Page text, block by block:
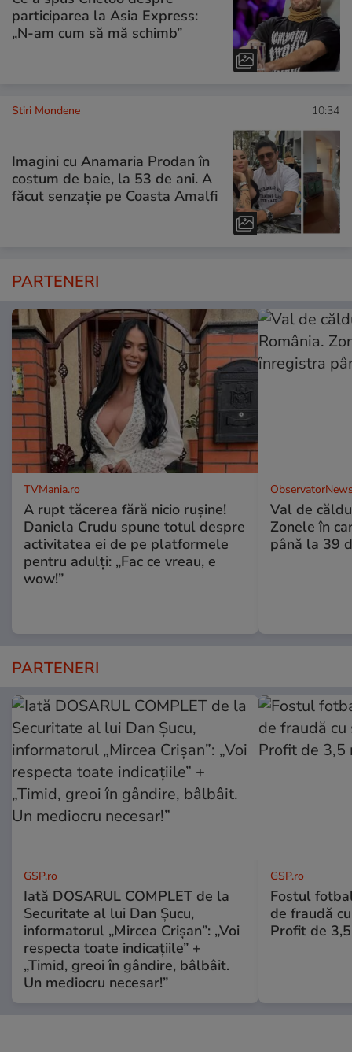
participarea la Asia Express:
„N-am cum să mă schimb”
Stiri Mondene 10:34
Imagini cu Anamaria Prodan în
costum de baie, la 53 de ani. A
făcut senzație pe Coasta Amalfi
PARTENERI
TVMania.ro
A rupt tăcerea fără nicio rușine!
Daniela Crudu spune totul despre
activitatea ei de pe platformele
pentru adulți: „Fac ce vreau, e
wow!”
Val de
Zonele în
până la 39
PARTENERI
GSP.ro
Iată DOSARUL COMPLET de la
Securitate al lui Dan Șucu,
informatorul „Mircea Crișan”: „Voi
respecta toate indicațiile” +
„Timid, greoi în gândire, bâlbâit.
Un mediocru necesar!”
GSP.ro
Fostul
de fraudă
Profit de